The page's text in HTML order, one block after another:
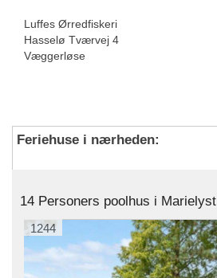
Luffes Ørredfiskeri
Hasselø Tværvej 4
Væggerløse
Feriehuse i nærheden:
14 Personers poolhus i Marielyst
1244